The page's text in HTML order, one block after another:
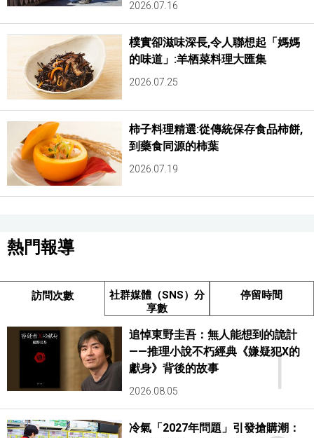
2026.07.16
樸實卻滋味深長,令人聯想起「媽媽
的味道」:羊栖菜料理大匯集
2026.07.25
柿子料理精選:從傳統保存食品柿餅,
到藥食同源的柿葉
2026.07.19
熱門報導
訪問次數
社群媒體（SNS）分
享數
停留時間
1
追悼東野圭吾：無人能想到的詭計
——推理小說不朽經典《嫌疑犯X的
獻身》背後的故事
2026.08.05
冷氣「2027年問題」引發搶購潮：